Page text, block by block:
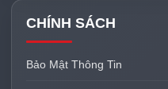
CHÍNH SÁCH
Bảo Mật Thông Tin